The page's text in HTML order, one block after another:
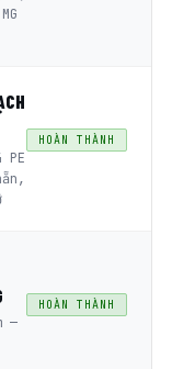
HOÀN THÀNH
—
HOÀN THÀNH